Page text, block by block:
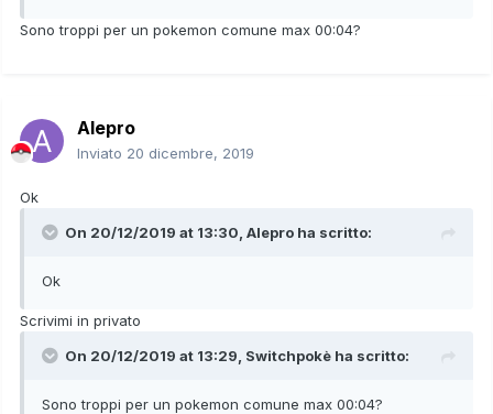
Sono troppi per un pokemon comune max 00:04?
Alepro
Inviato 20 dicembre, 2019
Ok
On 20/12/2019 at 13:30, Alepro ha scritto:
Ok
Scrivimi in privato
On 20/12/2019 at 13:29, Switchpokè ha scritto:
Sono troppi per un pokemon comune max 00:04?